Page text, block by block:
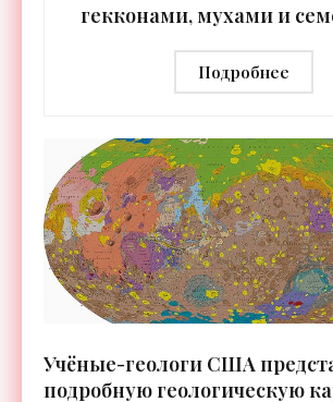
гекконами, мухами и
Подробнее
Учёные-геологи США
подробную геологическую